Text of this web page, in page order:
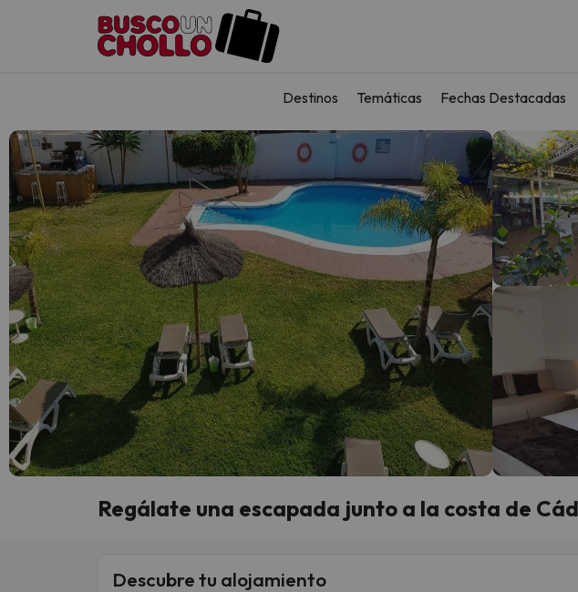
Destinos Temáticas Fechas Destacadas
Regálate una escapada junto a la costa de
Descubre tu alojamiento